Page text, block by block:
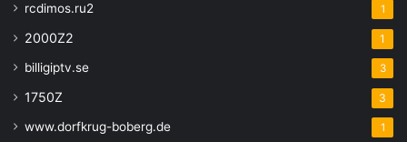
rcdimos.ru2 1
2000Z2 1
billigiptv.se 3
1750Z 3
www.dorfkrug-boberg.de 1